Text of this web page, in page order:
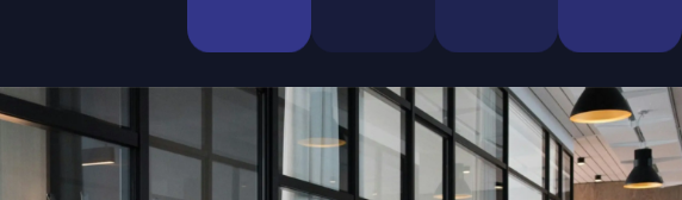
et suivi
Nous assurons
régulièrement
à la demande
Nous restons
disponibles
fréquentation
mensuel
Vous recevrez
réactivité
Notre équipe
est toujours à